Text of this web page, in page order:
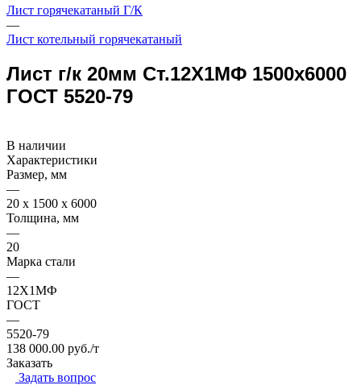
Лист горячекатаный Г/К
—
Лист котельный горячекатаный
Лист г/к 20мм Ст.12Х1МФ 1500х6000
ГОСТ 5520-79
В наличии
Характеристики
Размер, мм
—
20 x 1500 x 6000
Толщина, мм
—
20
Марка стали
—
12Х1МФ
ГОСТ
—
5520-79
138 000.00 руб./т
Заказать
Задать вопрос